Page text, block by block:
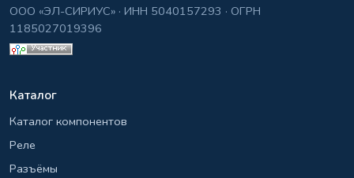
ООО «ЭЛ-СИРИУС» · ИНН 5040157293 · ОГРН
1185027019396
Каталог
Каталог компонентов
Реле
Разъёмы